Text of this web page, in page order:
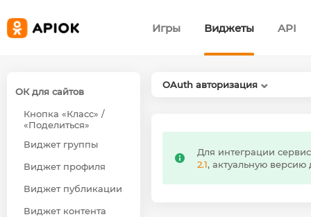
Игры Виджеты API
ОК для сайтов
Кнопка «Класс» /
«Поделиться»
Виджет группы
Виджет профиля
Виджет публикации
Виджет контента
OAuth авторизация
Для интеграции
2.1, актуальную